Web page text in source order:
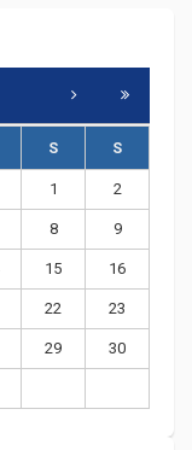
S S
1 2
8 9
15 16
22 23
29 30